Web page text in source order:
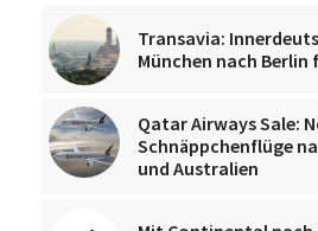
Transavia:
München nach Berlin
Qatar Airways Sale:
Schnäppchenflüge
und Australien